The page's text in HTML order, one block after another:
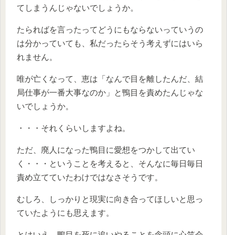
てしまうんじゃないでしょうか。
たらればを言ったってどうにもならないっていうの
は分かっていても、私だったらそう考えずにはいら
れません。
唯が亡くなって、恵は「なんで目を離したんだ、結
局仕事が一番大事なのか」と鴨目を責めたんじゃな
いでしょうか。
・・・それくらいしますよね。
ただ、廃人になった鴨目に愛想をつかして出てい
く・・・ということを考えると、そんなに毎日毎日
責め立てていたわけではなさそうです。
むしろ、しっかりと現実に向き合ってほしいと思っ
ていたようにも思えます。